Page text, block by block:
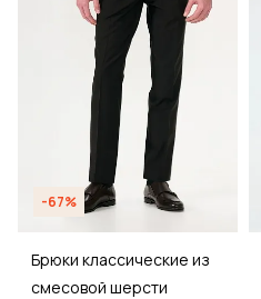
-67%
Брюки классические из
смесовой шерсти